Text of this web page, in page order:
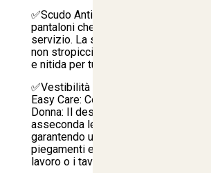
✅Scudo Antipieghe Professionale:
pantaloni che si sgualciscono dopo
servizio. La struttura del tessuto è
non stropicciarsi e mantener una
e nitida per tutta la giornata lavorativa.
✅Vestibilità Regular Fit Unisex e
Easy Care: Comfort Ergonomico per
Donna: Il design Unisex con
asseconda le linee del corpo in modo
garantendo una totale libertà di
piegamenti e nei passaggi rapidi tra i
lavoro o i tavoli.